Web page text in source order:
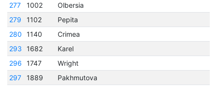
277
1002
Olbersia
279
1102
Pepita
280
1140
Crimea
293
1682
Karel
296
1747
Wright
297
1889
Pakhmutova